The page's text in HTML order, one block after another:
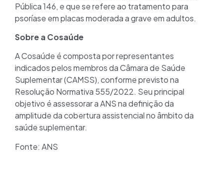
Pública 146, e que se refere ao tratamento para
psoríase em placas moderada a grave em adultos.
Sobre a Cosaúde
A Cosaúde é composta por representantes
indicados pelos membros da Câmara de Saúde
Suplementar (CAMSS), conforme previsto na
Resolução Normativa 555/2022. Seu principal
objetivo é assessorar a ANS na definição da
amplitude da cobertura assistencial no âmbito da
saúde suplementar.
Fonte: ANS